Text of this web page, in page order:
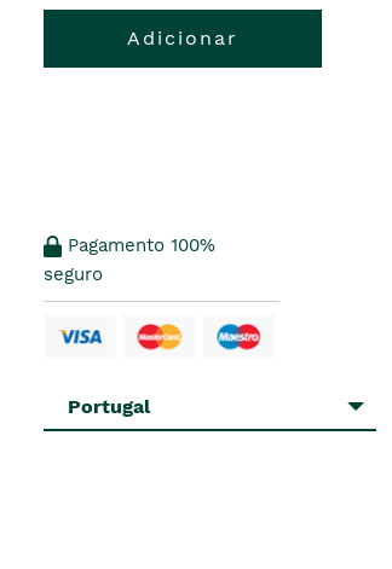
Adicionar
Pagamento 100%
seguro
Portugal